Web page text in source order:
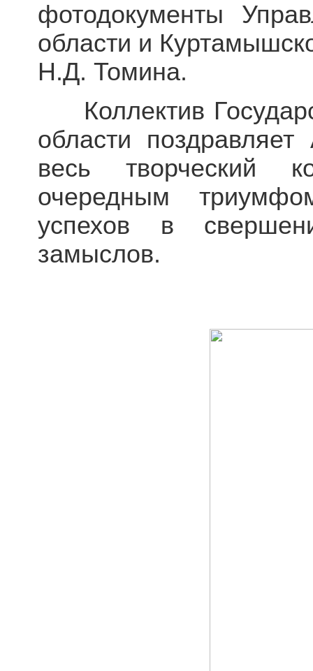
фотодокументы
области и
Н.Д. Томина.
Коллектив
области
весь творческий
очередным
успехов в
замыслов.